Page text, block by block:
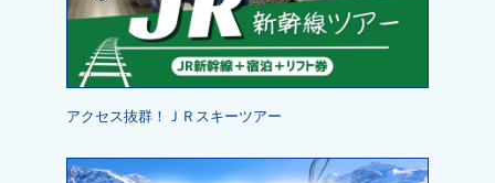
アクセス抜群！ＪＲスキーツアー